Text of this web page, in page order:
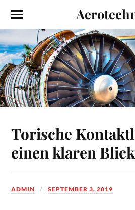
Torische
einen klaren Blick
ADMIN SEPTEMBER 3, 2019